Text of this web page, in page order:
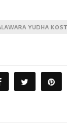
YUDHA